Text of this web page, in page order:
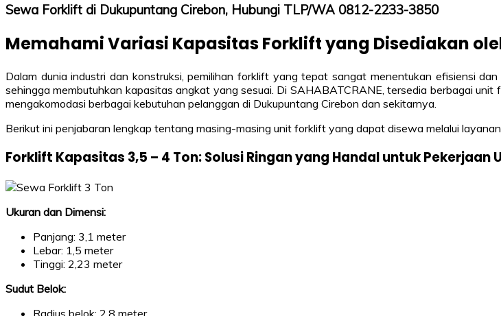
Sewa Forklift di Dukupuntang Cirebon, Hubungi TLP/WA 0812-2233-3850
Memahami Variasi Kapasitas Forklift yang Disediakan oleh
Dalam dunia industri dan konstruksi, pemilihan forklift yang tepat sangat menentukan efisiensi
sehingga membutuhkan kapasitas angkat yang sesuai. Di SAHABATCRANE, tersedia berbagai
mengakomodasi berbagai kebutuhan pelanggan di Dukupuntang Cirebon dan sekitarnya.
Berikut ini penjabaran lengkap tentang masing-masing unit forklift yang dapat disewa melalui
Forklift Kapasitas 3,5 – 4 Ton: Solusi Ringan yang Handal untuk Pekerjaan
Ukuran dan Dimensi:
Panjang: 3,1 meter
Lebar: 1,5 meter
Tinggi: 2,23 meter
Sudut Belok:
Radius belok: 2,8 meter